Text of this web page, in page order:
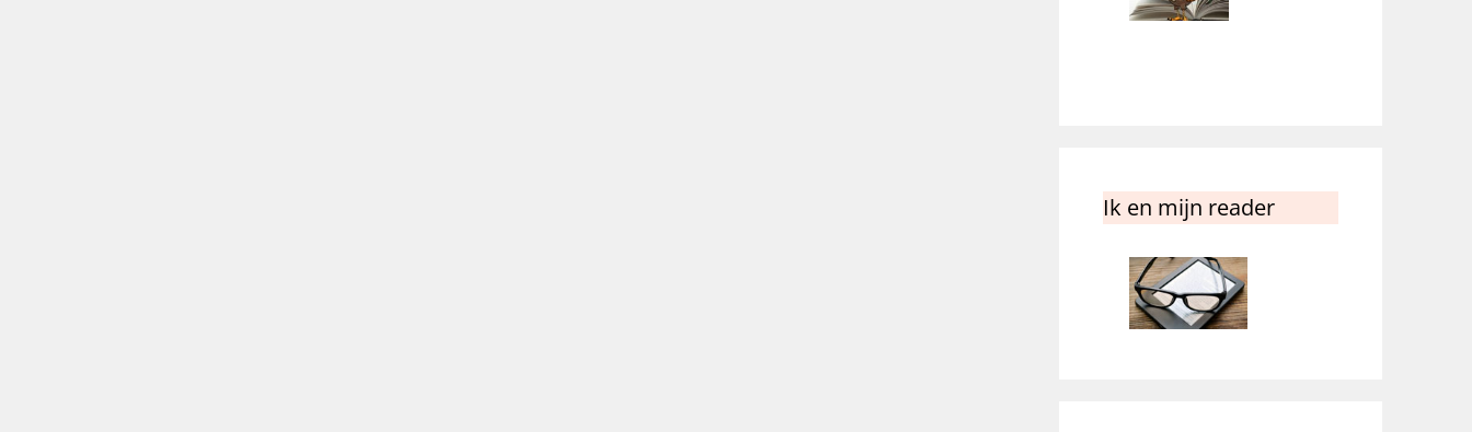
Ik en mijn reader